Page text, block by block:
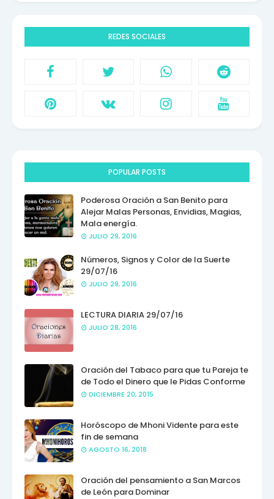
REDES SOCIALES
POPULAR POSTS
Poderosa Oración a San Benito para
Alejar Malas Personas, Envidias, Magias,
Mala energía.
JULIO 29, 2016
Números, Signos y Color de la Suerte
29/07/16
JULIO 29, 2016
LECTURA DIARIA 29/07/16
JULIO 28, 2016
Oración del Tabaco para que tu Pareja te
de Todo el Dinero que le Pidas Conforme
DICIEMBRE 20, 2015
Horóscopo de Mhoni Vidente para este
fin de semana
AGOSTO 16, 2018
Oración del pensamiento a San Marcos
de León para Dominar